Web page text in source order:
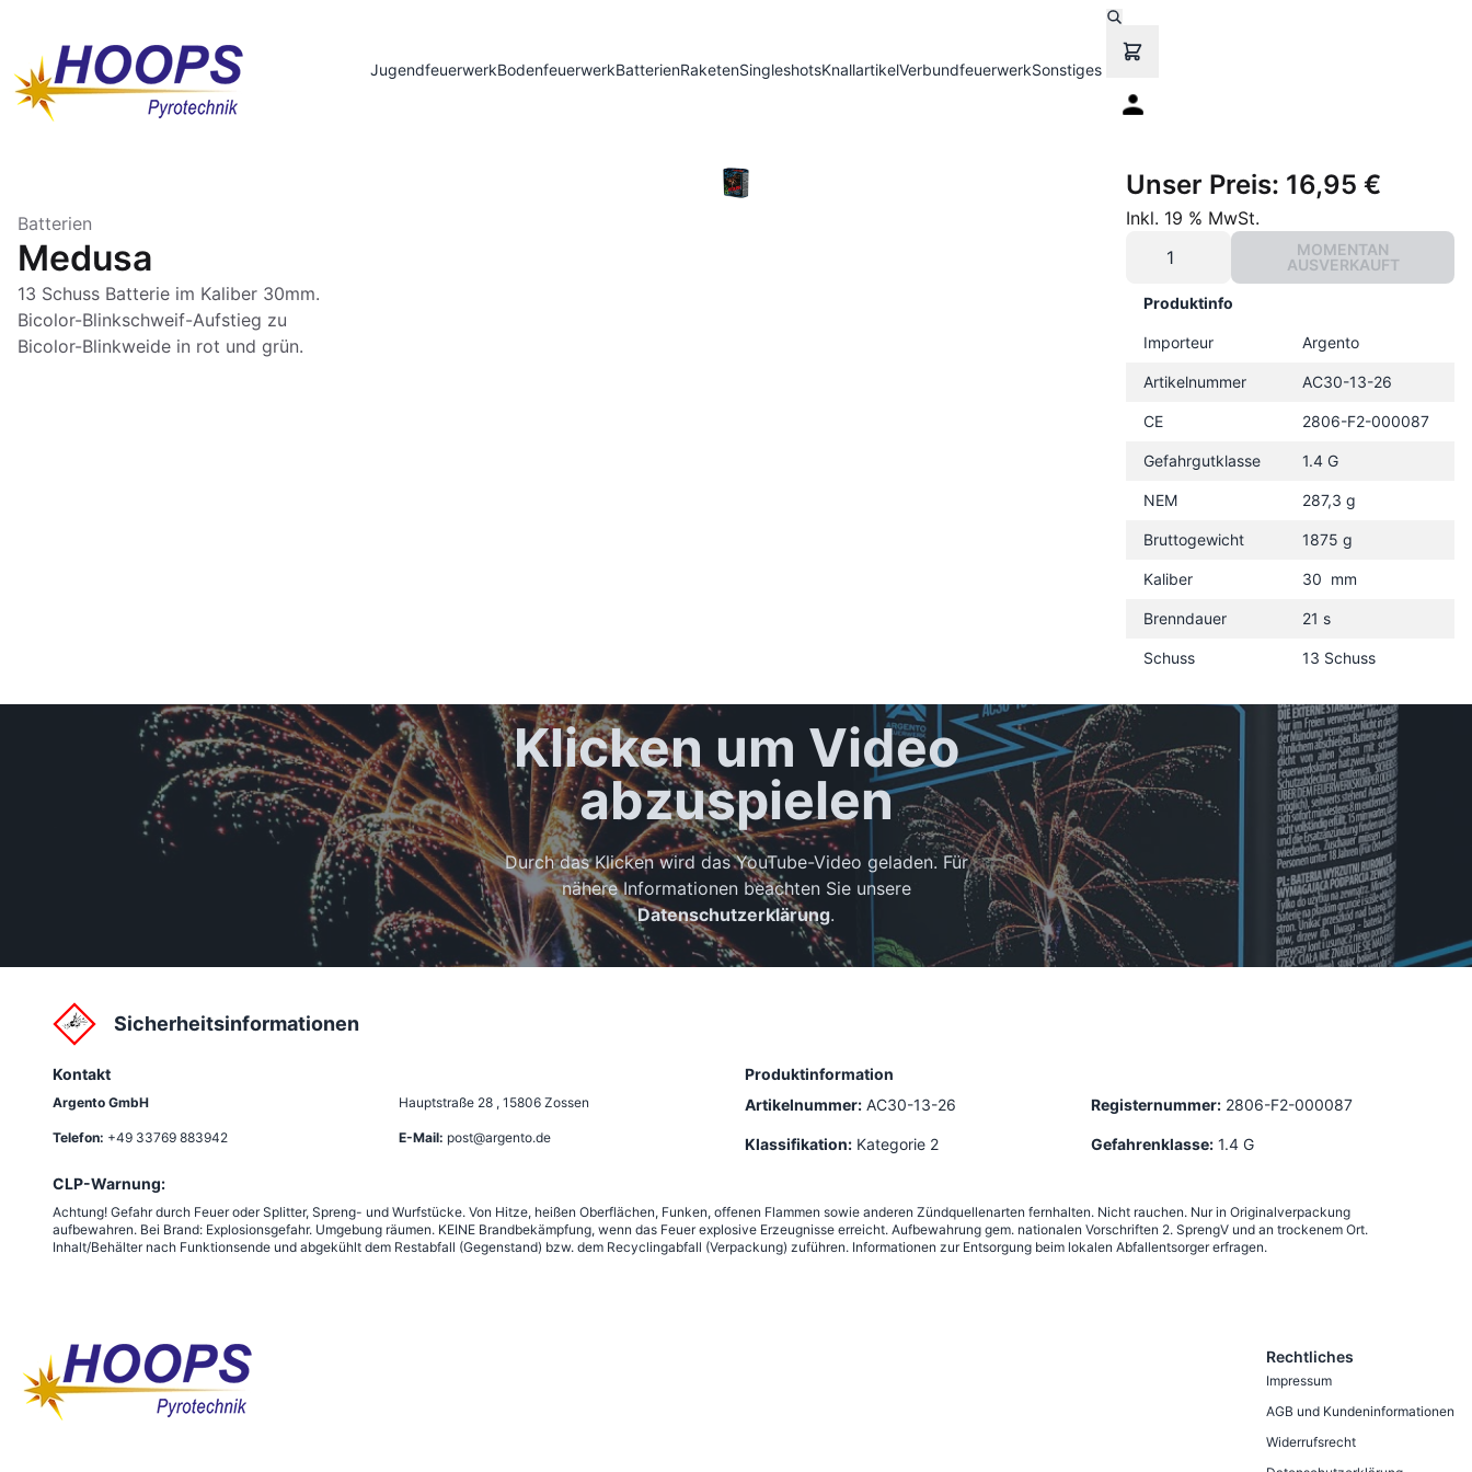
JugendfeuerwerkBodenfeuerwerkBatterienRaketenSingleshotsKnallartikelVerbundfeuerwerkSonstiges
Batterien
Medusa
13 Schuss Batterie im Kaliber 30mm.
Bicolor-Blinkschweif-Aufstieg zu
Unser Preis: 16,95 €
Inkl. 19 % MwSt.
MOMENTAN
AUSVERKAUFT
Produktinfo
Importeur Argento
Artikelnummer AC30-13-26
CE 2806-F2-000087
Gefahrgutklasse 1.4 G
NEM 287,3 g
Bruttogewicht 1875 g
Kaliber 30 mm
Brenndauer 21 s
Schuss 13 Schuss
Klicken um Video
abzuspielen
Durch das Klicken wird das YouTube-Video geladen. Für
nähere Informationen beachten Sie unsere
Datenschutzerklärung.
Sicherheitsinformationen
Kontakt
Argento GmbH Hauptstraße 28 , 15806 Zossen
Telefon: +49 33769 883942 E-Mail: post@argento.de
Produktinformation
Artikelnummer: AC30-13-26 Registernummer: 2806-F2-000087
Klassifikation: Kategorie 2 Gefahrenklasse: 1.4 G
CLP-Warnung:
Achtung! Gefahr durch Feuer oder Splitter, Spreng- und Wurfstücke. Von Hitze, heißen Oberflächen, Funken, offenen Flammen sowie anderen Zündquellenarten fernhalten. Nicht rauchen. Nur in Originalverpackung
aufbewahren. Bei Brand: Explosionsgefahr. Umgebung räumen. KEINE Brandbekämpfung, wenn das Feuer explosive Erzeugnisse erreicht. Aufbewahrung gem. nationalen Vorschriften 2. SprengV und an trockenem Ort.
Inhalt/Behälter nach Funktionsende und abgekühlt dem Restabfall (Gegenstand) bzw. dem Recyclingabfall (Verpackung) zuführen. Informationen zur Entsorgung beim lokalen Abfallentsorger erfragen.
Rechtliches
Impressum
AGB und Kundeninformationen
Widerrufsrecht